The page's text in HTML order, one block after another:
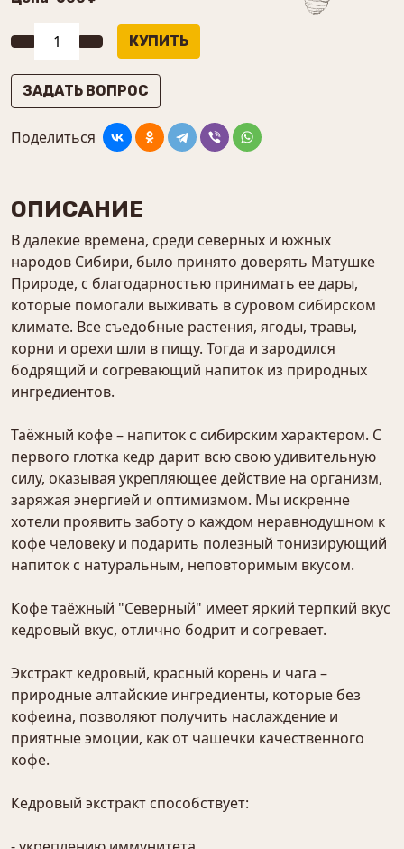
ЗАДАТЬ ВОПРОС
Поделиться
ОПИСАНИЕ
В далекие времена, среди северных и южных
народов Сибири, было принято доверять Матушке
Природе, с благодарностью принимать ее дары,
которые помогали выживать в суровом сибирском
климате. Все съедобные растения, ягоды, травы,
корни и орехи шли в пищу. Тогда и зародился
бодрящий и согревающий напиток из природных
ингредиентов.
Таёжный кофе – напиток с сибирским характером. С
первого глотка кедр дарит всю свою удивительную
силу, оказывая укрепляющее действие на организм,
заряжая энергией и оптимизмом. Мы искренне
хотели проявить заботу о каждом неравнодушном к
кофе человеку и подарить полезный тонизирующий
напиток с натуральным, неповторимым вкусом.
Кофе таёжный "Северный" имеет яркий терпкий вкус
кедровый вкус, отлично бодрит и согревает.
Экстракт кедровый, красный корень и чага –
природные алтайские ингредиенты, которые без
кофеина, позволяют получить наслаждение и
приятные эмоции, как от чашечки качественного
кофе.
Кедровый экстракт способствует: